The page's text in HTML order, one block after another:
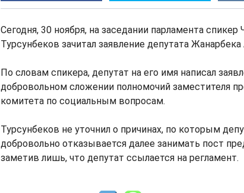
Сегодня, 30 ноября, на заседании парламента
Турсунбеков зачитал заявление депутата Жанарбека
По словам спикера, депутат на его имя написал
добровольном сложении полномочий заместителя
комитета по социальным вопросам.
Турсунбеков не уточнил о причинах, по которым
добровольно отказывается далее занимать пост
заметив лишь, что депутат ссылается на регламент.